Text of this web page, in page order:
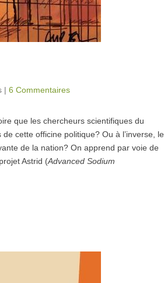
| 6 Commentaires
que les chercheurs scientifiques du
cette officine politique? Ou à l’inverse, le
de la nation? On apprend par voie de
Astrid (Advanced Sodium